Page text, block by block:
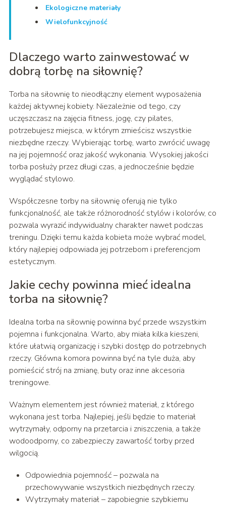
Ekologiczne materiały
Wielofunkcyjność
Dlaczego warto zainwestować w
dobrą torbę na siłownię?
Torba na siłownię to nieodłączny element wyposażenia
każdej aktywnej kobiety. Niezależnie od tego, czy
uczęszczasz na zajęcia fitness, jogę, czy pilates,
potrzebujesz miejsca, w którym zmieścisz wszystkie
niezbędne rzeczy. Wybierając torbę, warto zwrócić uwagę
na jej pojemność oraz jakość wykonania. Wysokiej jakości
torba posłuży przez długi czas, a jednocześnie będzie
wyglądać stylowo.
Współczesne torby na siłownię oferują nie tylko
funkcjonalność, ale także różnorodność stylów i kolorów, co
pozwala wyrazić indywidualny charakter nawet podczas
treningu. Dzięki temu każda kobieta może wybrać model,
który najlepiej odpowiada jej potrzebom i preferencjom
estetycznym.
Jakie cechy powinna mieć idealna
torba na siłownię?
Idealna torba na siłownię powinna być przede wszystkim
pojemna i funkcjonalna. Warto, aby miała kilka kieszeni,
które ułatwią organizację i szybki dostęp do potrzebnych
rzeczy. Główna komora powinna być na tyle duża, aby
pomieścić strój na zmianę, buty oraz inne akcesoria
treningowe.
Ważnym elementem jest również materiał, z którego
wykonana jest torba. Najlepiej, jeśli będzie to materiał
wytrzymały, odporny na przetarcia i zniszczenia, a także
wodoodporny, co zabezpieczy zawartość torby przed
wilgocią.
Odpowiednia pojemność – pozwala na
przechowywanie wszystkich niezbędnych rzeczy.
Wytrzymały materiał – zapobiegnie szybkiemu